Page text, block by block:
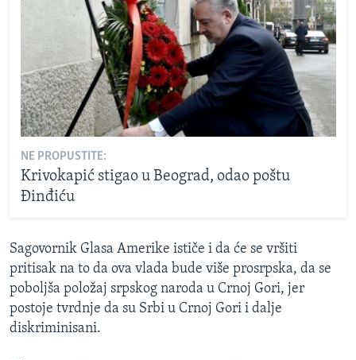
NE PROPUSTITE:
Krivokapić stigao u Beograd, odao poštu
Đinđiću
Sagovornik Glasa Amerike ističe i da će se vršiti
pritisak na to da ova vlada bude više prosrpska, da se
poboljša položaj srpskog naroda u Crnoj Gori, jer
postoje tvrdnje da su Srbi u Crnoj Gori i dalje
diskriminisani.